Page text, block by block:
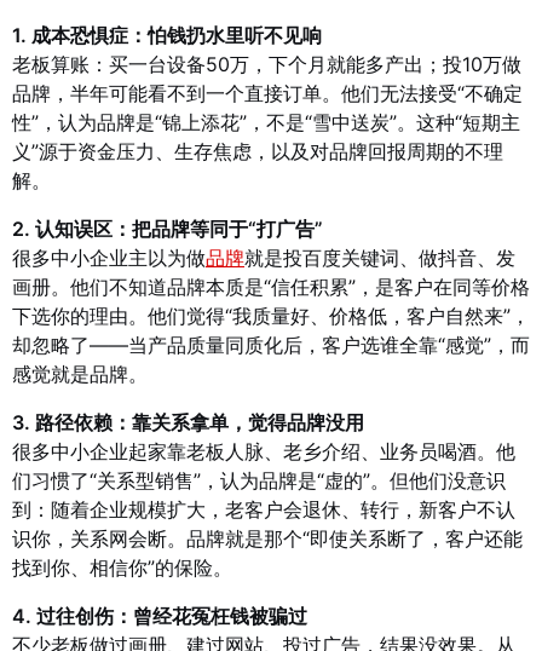
1. 成本恐惧症：怕钱扔水里听不见响
老板算账：买一台设备50万，下个月就能多产出；投10万做
品牌，半年可能看不到一个直接订单。他们无法接受“不确定
性”，认为品牌是“锦上添花”，不是“雪中送炭”。这种“短期主
义”源于资金压力、生存焦虑，以及对品牌回报周期的不理
解。
2. 认知误区：把品牌等同于“打广告”
很多中小企业主以为做品牌就是投百度关键词、做抖音、发
画册。他们不知道品牌本质是“信任积累”，是客户在同等价格
下选你的理由。他们觉得“我质量好、价格低，客户自然来”，
却忽略了——当产品质量同质化后，客户选谁全靠“感觉”，而
感觉就是品牌。
3. 路径依赖：靠关系拿单，觉得品牌没用
很多中小企业起家靠老板人脉、老乡介绍、业务员喝酒。他
们习惯了“关系型销售”，认为品牌是“虚的”。但他们没意识
到：随着企业规模扩大，老客户会退休、转行，新客户不认
识你，关系网会断。品牌就是那个“即使关系断了，客户还能
找到你、相信你”的保险。
4. 过往创伤：曾经花冤枉钱被骗过
不少老板做过画册、建过网站、投过广告，结果没效果。从